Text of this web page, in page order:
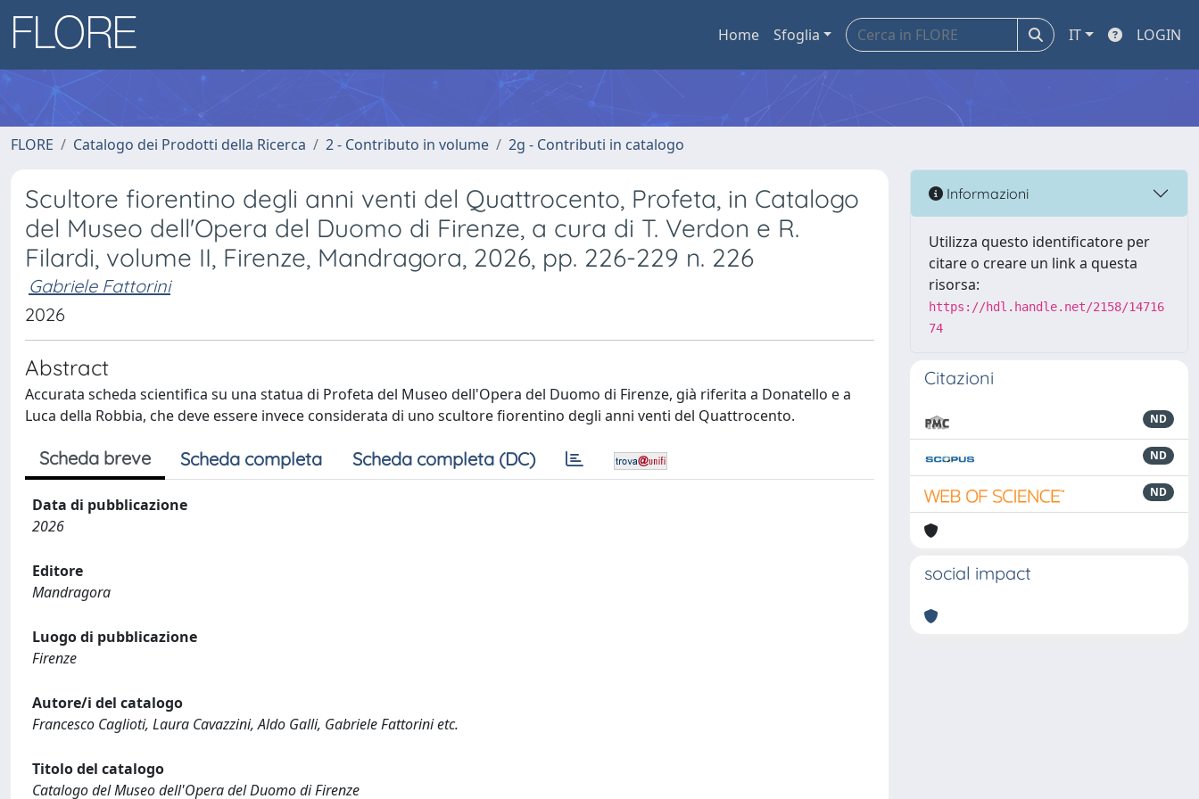
Home Sfoglia IT LOGIN
FLORE Catalogo dei Prodotti della Ricerca 2 - Contributo in volume 2g - Contributi in catalogo
Scultore fiorentino degli anni venti del Quattrocento, Profeta, in Catalogo
del Museo dell'Opera del Duomo di Firenze, a cura di T. Verdon e R.
Filardi, volume II, Firenze, Mandragora, 2026, pp. 226-229 n. 226
Gabriele Fattorini
2026
Abstract
Accurata scheda scientifica su una statua di Profeta del Museo dell'Opera del Duomo di Firenze, già riferita a Donatello e a
Luca della Robbia, che deve essere invece considerata di uno scultore fiorentino degli anni venti del Quattrocento.
Scheda breve Scheda completa Scheda completa (DC)
Data di pubblicazione
2026
Editore
Mandragora
Luogo di pubblicazione
Firenze
Autore/i del catalogo
Francesco Caglioti, Laura Cavazzini, Aldo Galli, Gabriele Fattorini etc.
Titolo del catalogo
Catalogo del Museo dell'Opera del Duomo di Firenze
Informazioni
Utilizza questo identificatore per
citare o creare un link a questa
risorsa:
https://hdl.handle.net/2158/14716
74
Citazioni
ND
ND
ND
social impact